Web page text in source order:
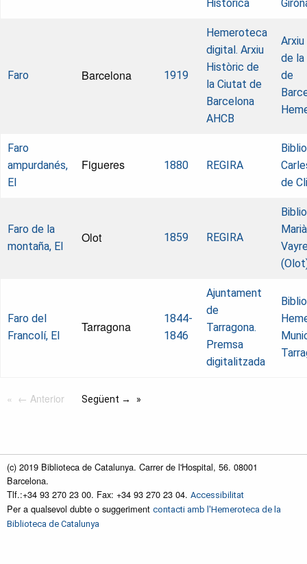
Histórica
Faro Barcelona 1919
Hemeroteca
digital. Arxiu
Històric de
la Ciutat de
Barcelona
AHCB
de
de
Faro
ampurdanés,
El
Figueres 1880 REGIRA
de
Faro de la
montaña, El
Olot 1859 REGIRA
Marià
Faro del
Francolí, El
Tarragona
1844-
1846
Ajuntament
de
Tarragona.
Premsa
digitalitzada
← Anterior Següent →
(c) 2019 Biblioteca de Catalunya. Carrer de l'Hospital, 56. 08001
Barcelona.
Tlf.:+34 93 270 23 00. Fax: +34 93 270 23 04. Accessibilitat
Per a qualsevol dubte o suggeriment contacti amb l'Hemeroteca de la
Biblioteca de Catalunya